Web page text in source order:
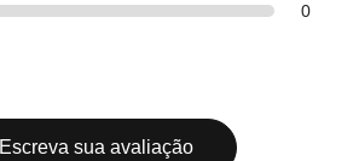
0
Escreva sua avaliação